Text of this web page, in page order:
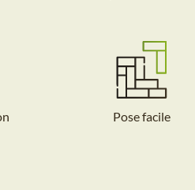
Pose facile